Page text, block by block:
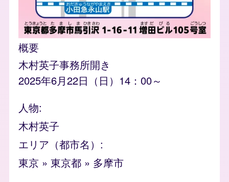
概要
木村英子事務所開き
2025年6月22日（日）14：00～
人物
木村英子
エリア（都市名）
東京 » 東京都 » 多摩市